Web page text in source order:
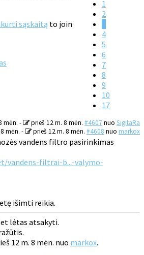
1
2
4
5
6
7
8
9
10
17
mėn. - prieš 12 m. 8 mėn. #4607 nuo SigitaRa
sąskaitą to join
mėn. - prieš 12 m. 8 mėn. #4608 nuo markox
vandens filtro pasirinkimas
vandens-filtrai-b...-valymo-
išimti reikia.
lėtas atsakyti.
12 m. 8 mėn. nuo markox.